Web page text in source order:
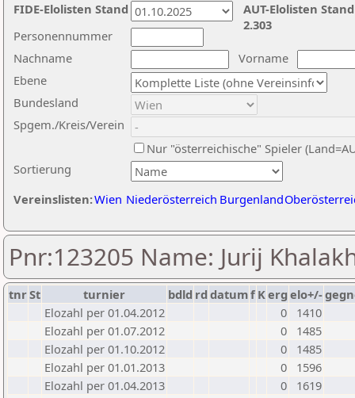
Nachname
Vorname
Ebene
Sortierung
Personennummer
Bundesland
Spgem./Kreis/Verein
Nur "österreichische" Spieler
Vereinslisten:Wien Niederösterreich Burgenland
AUT-Elolisten
2.303
FIDE-Elolisten Stand
Pnr:123205 Name: Jurij
tnrSt turnier bdld rd datumf Kerg elo+/-
Elozahl per 01.04.2012
0
1410
Elozahl per 01.07.2012
0
1485
Elozahl per 01.10.2012
0
1485
Elozahl per 01.01.2013
0
1596
Elozahl per 01.04.2013
0
1619